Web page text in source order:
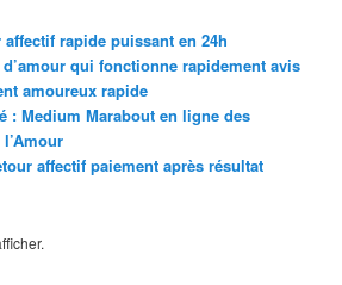
rapide puissant en 24h
qui fonctionne rapidement avis
amoureux rapide
: Medium Marabout en ligne des
affectif paiement après résultat